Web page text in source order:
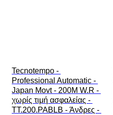
Tecnotempo -
Professional Automatic -
Japan Movt - 200M W.R -
χωρίς τιμή ασφαλείας -
TT.200.PABLB - Άνδρες -